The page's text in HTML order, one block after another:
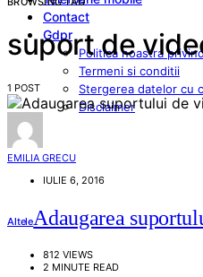
Contact
Gdpr
Politica noastra
Termeni si conditii
Stergerea datelor cu
Disclaimer
suport de
1 POST
EMILIA GRECU
IULIE 6, 2016
AlteleAdaugarea
812 VIEWS
2 MINUTE READ